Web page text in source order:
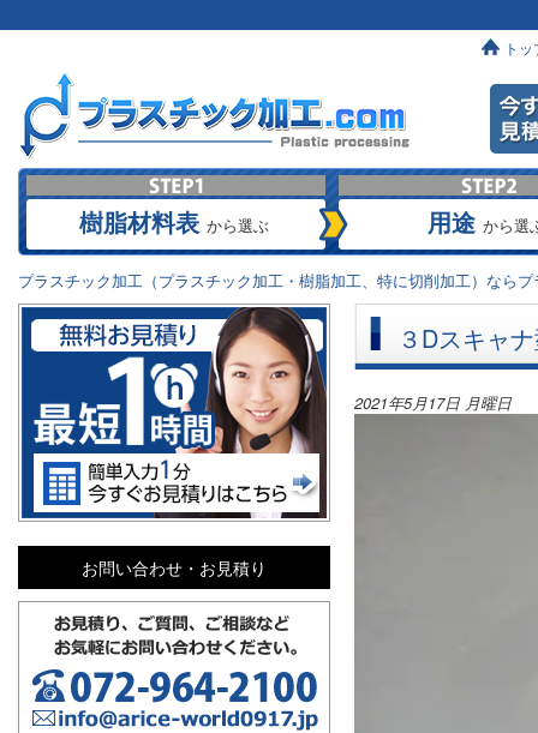
トッ
樹脂材料表 から選ぶ 用途 から選
プラスチック加工（プラスチック加工・樹脂加工、特に切削加工）なら
３Dスキャ
2021年5月17日 月曜日
お問い合わせ・お見積り